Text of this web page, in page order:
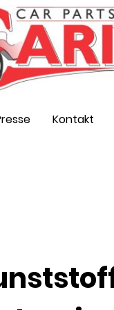
Kontakt